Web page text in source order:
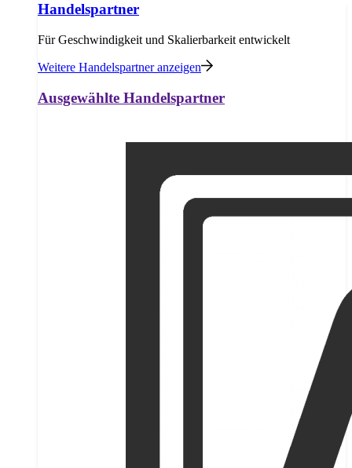
Handelspartner
Für Geschwindigkeit und Skalierbarkeit entwickelt
Weitere Handelspartner anzeigen
Ausgewählte Handelspartner